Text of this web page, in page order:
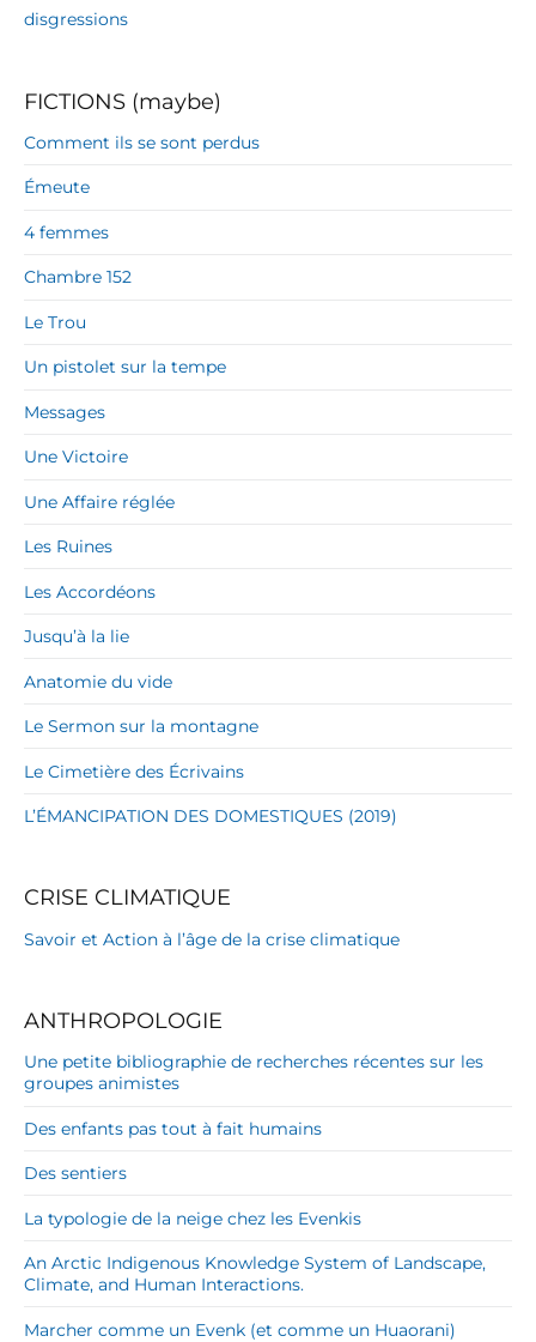
disgressions
FICTIONS (maybe)
Comment ils se sont perdus
Émeute
4 femmes
Chambre 152
Le Trou
Un pistolet sur la tempe
Messages
Une Victoire
Une Affaire réglée
Les Ruines
Les Accordéons
Jusqu’à la lie
Anatomie du vide
Le Sermon sur la montagne
Le Cimetière des Écrivains
L’ÉMANCIPATION DES DOMESTIQUES (2019)
CRISE CLIMATIQUE
Savoir et Action à l’âge de la crise climatique
ANTHROPOLOGIE
Une petite bibliographie de recherches récentes sur les
groupes animistes
Des enfants pas tout à fait humains
Des sentiers
La typologie de la neige chez les Evenkis
An Arctic Indigenous Knowledge System of Landscape,
Climate, and Human Interactions.
Marcher comme un Evenk (et comme un Huaorani)